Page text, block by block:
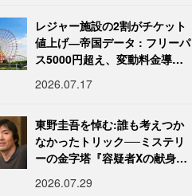
レジャー施設の2割がチケット
値上げ―帝国データ : フリーパ
ス5000円超え、変動料金導入
2026.07.17
東野圭吾を悼む:誰も考えつか
なかったトリック──ミステリ
ーの金字塔『容疑者Xの献身』
2026.07.29